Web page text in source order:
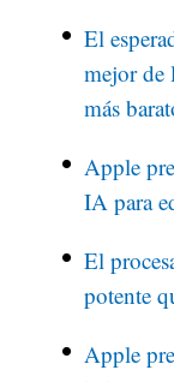
El
mejor de
más
Apple
IA para
El
potente
Apple